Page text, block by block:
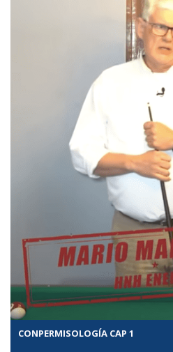
CONPERMISOLOGÍA CAP 1